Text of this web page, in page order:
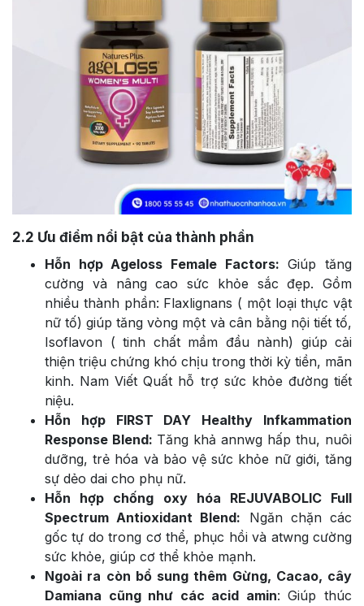
2.2 Ưu điểm nổi bật của thành phần
Hỗn hợp Ageloss Female Factors: Giúp tăng
cường và nâng cao sức khỏe sắc đẹp. Gồm
nhiều thành phần: Flaxlignans ( một loại thực vật
nữ tố) giúp tăng vòng một và cân bằng nội tiết tố,
Isoflavon ( tinh chất mầm đầu nành) giúp cải
thiện triệu chứng khó chịu trong thời kỳ tiền, mãn
kinh. Nam Viết Quất hỗ trợ sức khỏe đường tiết
niệu.
Hỗn hợp FIRST DAY Healthy Infkammation
Response Blend: Tăng khả annwg hấp thu, nuôi
dưỡng, trẻ hóa và bảo vệ sức khỏe nữ giới, tăng
sự dẻo dai cho phụ nữ.
Hỗn hợp chống oxy hóa REJUVABOLIC Full
Spectrum Antioxidant Blend: Ngăn chặn các
gốc tự do trong cơ thể, phục hồi và atwng cường
sức khỏe, giúp cơ thể khỏe mạnh.
Ngoài ra còn bổ sung thêm Gừng, Cacao, cây
Damiana cũng như các acid amin: Giúp thúc